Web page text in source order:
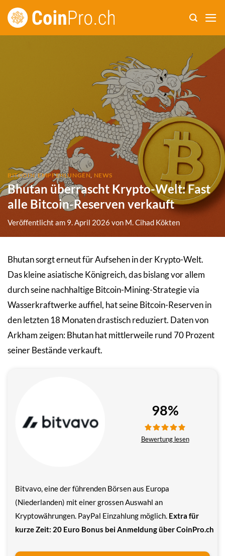
Zum
Inhalt
BITCOIN,EMPFEHLUNGEN, NEWS
Bhutan überrascht Krypto-Welt: Fast
alle Bitcoin-Reserven verkauft
Veröffentlicht am 9. April 2026 von M. Cihad Kökten
Bhutan sorgt erneut für Aufsehen in der Krypto-Welt.
Das kleine asiatische Königreich, das bislang vor allem
durch seine nachhaltige Bitcoin-Mining-Strategie via
Wasserkraftwerke auffiel, hat seine Bitcoin-Reserven in
den letzten 18 Monaten drastisch reduziert. Daten von
Arkham zeigen: Bhutan hat mittlerweile rund 70 Prozent
seiner Bestände verkauft.
Bitvavo, eine der führenden Börsen aus Europa
(Niederlanden) mit einer grossen Auswahl an
Kryptowährungen. PayPal Einzahlung möglich. Extra für
kurze Zeit: 20 Euro Bonus bei Anmeldung über CoinPro.ch
98%
Bewertung lesen